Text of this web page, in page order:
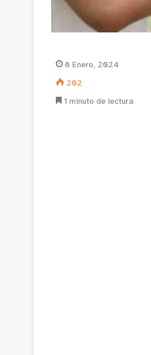
8 Enero, 2024
202
1 minuto de lectura